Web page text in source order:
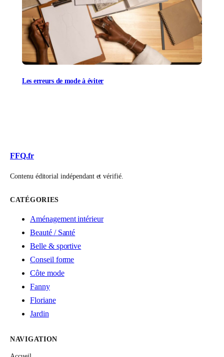
Les erreurs de mode à éviter
FFQ.fr
Contenu éditorial indépendant et vérifié.
CATÉGORIES
Aménagement intérieur
Beauté / Santé
Belle & sportive
Conseil forme
Côte mode
Fanny
Floriane
Jardin
NAVIGATION